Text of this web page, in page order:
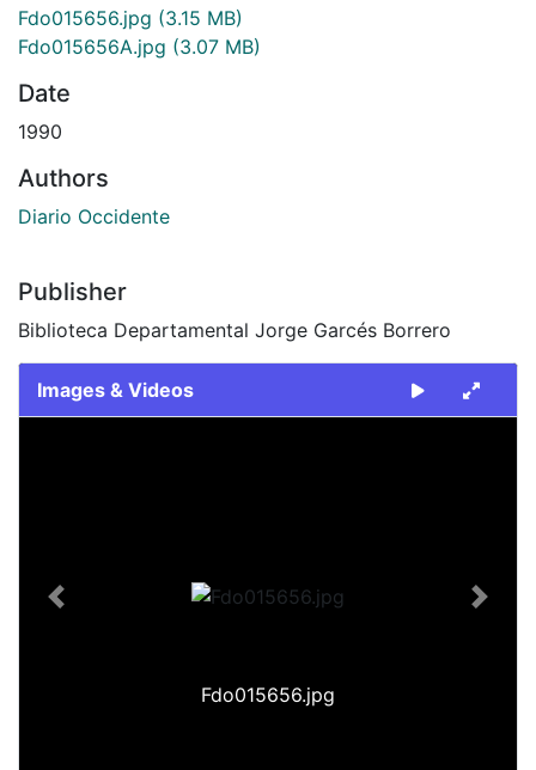
Fdo015656.jpg (3.15 MB)
Fdo015656A.jpg (3.07 MB)
Date
1990
Authors
Diario Occidente
Publisher
Biblioteca Departamental Jorge Garcés Borrero
Images & Videos
Fdo015656.jpg
Previous Next